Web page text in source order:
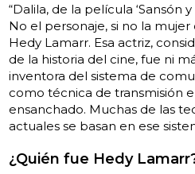
“Dalila, de la película ‘Sansón
No el personaje, si no la
Hedy Lamarr. Esa actriz,
de la historia del cine, fue ni
inventora del sistema de
como técnica de transmisión
ensanchado. Muchas de las
actuales se basan en ese
¿Quién fue Hedy